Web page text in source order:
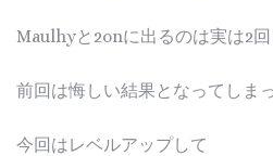
Maulhyと2onに出るのは実は2回
前回は悔しい結果となってしま
今回はレベルアップして